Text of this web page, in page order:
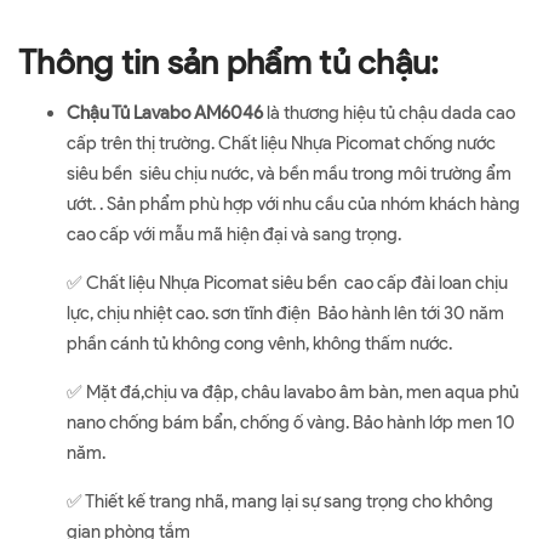
Thông tin sản phẩm tủ chậu:
Chậu Tủ Lavabo AM6046là thương hiệu tủ chậu dada cao
cấp trên thị trường. Chất liệu Nhựa Picomat chống nước
siêu bền siêu chịu nước, và bền mầu trong môi trường ẩm
ướt. . Sản phẩm phù hợp với nhu cầu của nhóm khách hàng
cao cấp với mẫu mã hiện đại và sang trọng.
✅ Chất liệu Nhựa Picomat siêu bền cao cấp đài loan chịu
lực, chịu nhiệt cao. sơn tĩnh điện Bảo hành lên tới 30 năm
phần cánh tủ không cong vênh, không thấm nước.
✅ Mặt đá,chịu va đập, châu lavabo âm bàn, men aqua phủ
nano chống bám bẩn, chống ố vàng. Bảo hành lớp men 10
năm.
✅ Thiết kế trang nhã, mang lại sự sang trọng cho không
gian phòng tắm